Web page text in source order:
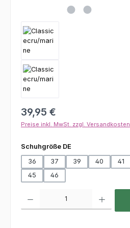
Regulärer Preis:
39,95 €
Preise inkl. MwSt. zzgl. Versandkosten
Schuhgröße DE
36
37 39 40 41
45
46